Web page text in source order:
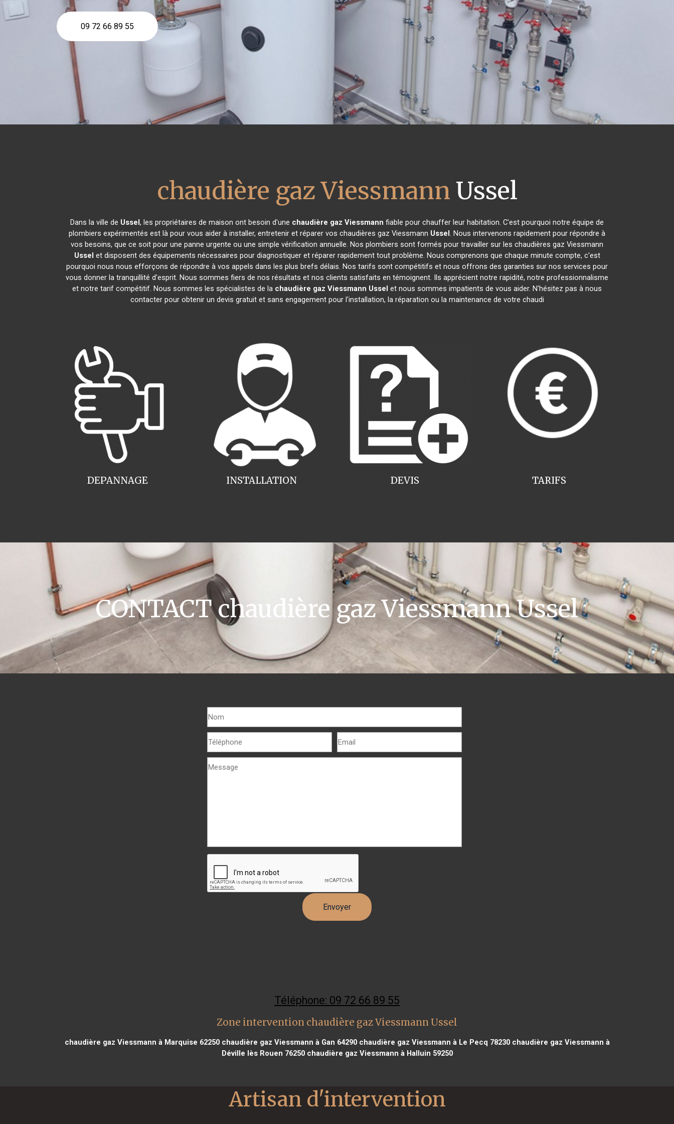
09 72 66 89 55
chaudière gaz Viessmann Ussel
Dans la ville de Ussel, les propriétaires de maison ont besoin d'une chaudière gaz Viessmann fiable pour chauffer leur habitation. C'est pourquoi notre équipe de
plombiers expérimentés est là pour vous aider à installer, entretenir et réparer vos chaudières gaz Viessmann Ussel. Nous intervenons rapidement pour répondre à
vos besoins, que ce soit pour une panne urgente ou une simple vérification annuelle. Nos plombiers sont formés pour travailler sur les chaudières gaz Viessmann
Ussel et disposent des équipements nécessaires pour diagnostiquer et réparer rapidement tout problème. Nous comprenons que chaque minute compte, c'est
pourquoi nous nous efforçons de répondre à vos appels dans les plus brefs délais. Nos tarifs sont compétitifs et nous offrons des garanties sur nos services pour
vous donner la tranquillité d'esprit. Nous sommes fiers de nos résultats et nos clients satisfaits en témoignent. Ils apprécient notre rapidité, notre professionnalisme
et notre tarif compétitif. Nous sommes les spécialistes de la chaudière gaz Viessmann Ussel et nous sommes impatients de vous aider. N'hésitez pas à nous
contacter pour obtenir un devis gratuit et sans engagement pour l'installation, la réparation ou la maintenance de votre chaudi
INSTALLATION
DEPANNAGE TARIFS
DEVIS
CONTACT chaudière gaz Viessmann Ussel
Téléphone: 09 72 66 89 55
Zone intervention chaudière gaz Viessmann Ussel
chaudière gaz Viessmann à Marquise 62250chaudière gaz Viessmann à Gan 64290chaudière gaz Viessmann à Le Pecq 78230chaudière gaz Viessmann à
Déville lès Rouen 76250chaudière gaz Viessmann à Halluin 59250
Artisan d'intervention